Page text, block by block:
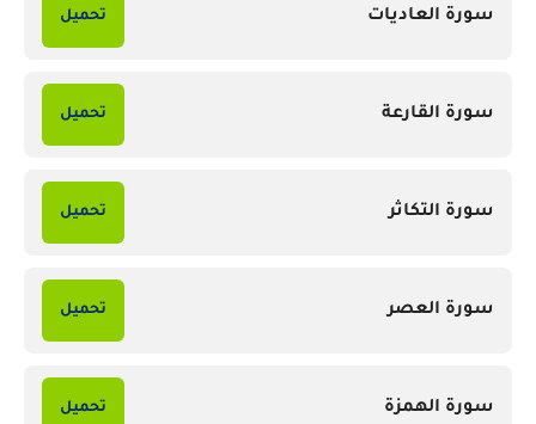
سورة العاديات تحميل
سورة القارعة تحميل
سورة التكاثر تحميل
سورة العصر تحميل
سورة الهمزة تحميل